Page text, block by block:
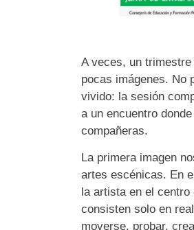
A veces, un
pocas imágenes. No
vivido: la sesión
a un encuentro
compañeras.
La primera imagen
artes escénicas. En
la artista en el
consisten solo en
moverse, probar,